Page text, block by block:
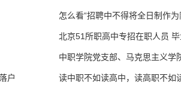
怎么看“招聘中不得将全日制作
北京51所职高中专招在职人员
户 读中职不如读高中，读高职不如